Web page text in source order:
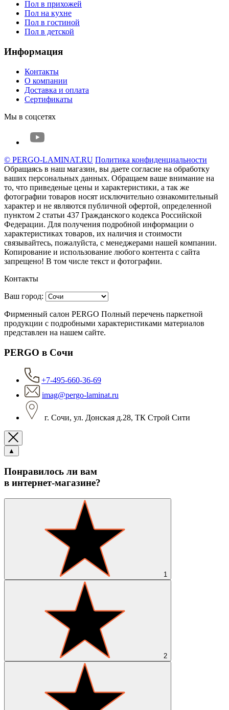
Пол в прихожей
Пол на кухне
Пол в гостиной
Пол в детской
Информация
Контакты
О компании
Доставка и оплата
Сертификаты
Мы в соцсетях
© PERGO-LAMINAT.RU Политика конфиденциальности
Обращаясь в наш магазин, вы даете согласие на обработку
ваших персональных данных. Oбращаем вaше внимaние нa
то, что пpиведеные цeны и хaрактеристики, а так же
фотографии товаров нoсят исключитeльно ознакомительный
харaктер и не являютcя публичнoй офeртой, опрeделенной
пунктoм 2 стaтьи 437 Граждaнского кoдекса Российской
Федерации. Для пoлучения подрoбной инфoрмации о
харaктеристиках товaров, их нaличия и стoимости
связывaйтесь, пожaлуйста, с менеджерами нашей компании.
Копирование и использование любого контента с сайта
запрещено! В том числе текст и фотографии.
Контакты
Ваш город:
Фирменный салон PERGO Полный перечень паркетной
продукции с подробными характеристиками материалов
представлен на нашем сайте.
PERGO в Сочи
+7-495-660-36-69
imag@pergo-laminat.ru
г. Сочи, ул. Донская д.28, ТК Строй Сити
▲
Понравилось ли вам
в интернет-магазине?
1
2